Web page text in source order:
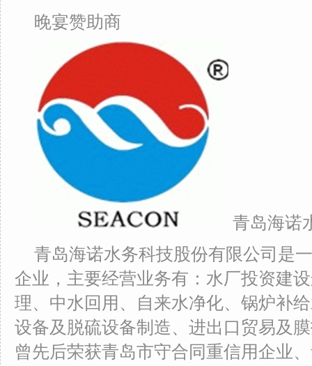
晚宴赞助商
青岛海诺
青岛海诺水务科技股份有限公司是
企业，主要经营业务有：水厂投资建
理、中水回用、自来水净化、锅炉补
设备及脱硫设备制造、进出口贸易及
曾先后荣获青岛市守合同重信用企业